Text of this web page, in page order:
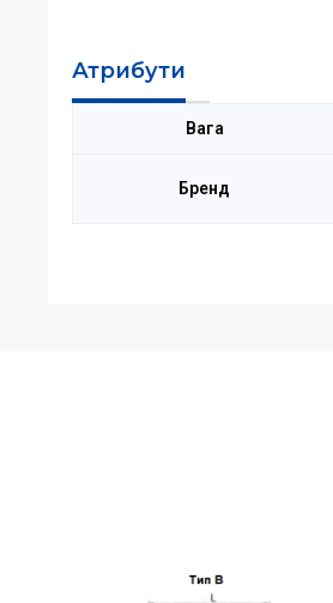
Атрибути
Вага
Бренд